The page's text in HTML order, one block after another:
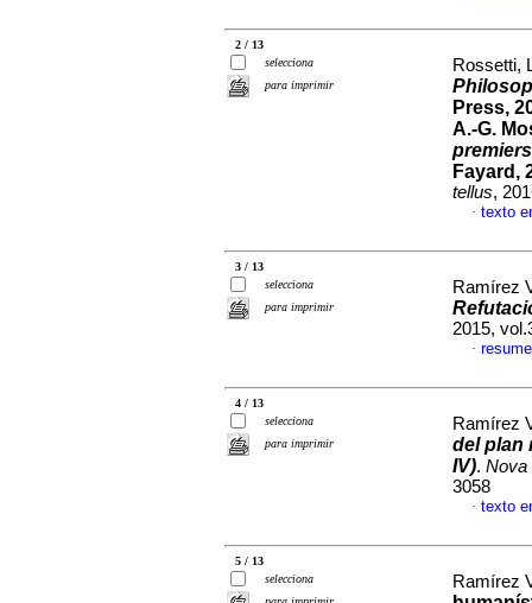
2 / 13
selecciona
para imprimir
Rossetti,
Press,
A.-G.
Fayard,
tellus,
· texto
3 / 13
selecciona
para imprimir
Ramírez
2015,
·
4 / 13
selecciona
para imprimir
Ramírez
del plan
IV). Nova
3058
· texto
5 / 13
selecciona
Ramírez